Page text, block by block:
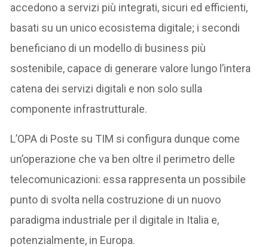
accedono a servizi più integrati, sicuri ed efficienti,
basati su un unico ecosistema digitale; i secondi
beneficiano di un modello di business più
sostenibile, capace di generare valore lungo l’intera
catena dei servizi digitali e non solo sulla
componente infrastrutturale.
L’OPA di Poste su TIM si configura dunque come
un’operazione che va ben oltre il perimetro delle
telecomunicazioni: essa rappresenta un possibile
punto di svolta nella costruzione di un nuovo
paradigma industriale per il digitale in Italia e,
potenzialmente, in Europa.